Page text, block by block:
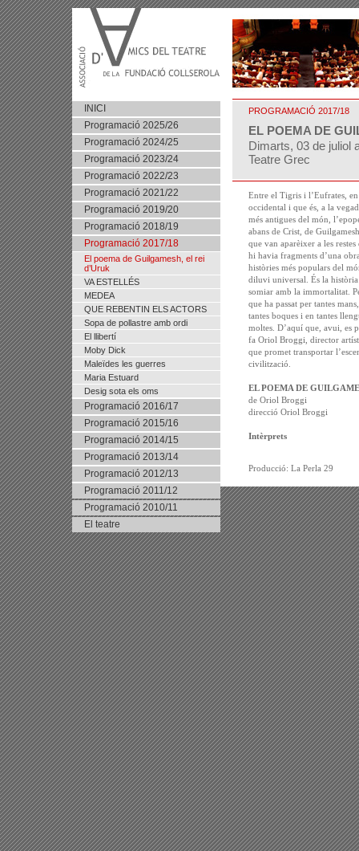
INICI
Programació 2025/26
Programació 2024/25
Programació 2023/24
Programació 2022/23
Programació 2021/22
Programació 2019/20
Programació 2018/19
Programació 2017/18
El poema de Guilgamesh, el rei
d’Uruk
VA ESTELLÉS
MEDEA
QUE REBENTIN ELS ACTORS
Sopa de pollastre amb ordi
El llibertí
Moby Dick
Maleïdes les guerres
Maria Estuard
Desig sota els oms
Programació 2016/17
Programació 2015/16
Programació 2014/15
Programació 2013/14
Programació 2012/13
Programació 2011/12
Programació 2010/11
El teatre
PROGRAMACIÓ 2017/18
EL POEMA DE
Dimarts, 03 de juliol
Teatre Grec
Entre el Tigris i l’Eufrates,
occidental i que és, a la
més antigues del món,
abans de Crist, de
que van aparèixer a les
hi havia fragments d’una
històries més populars del
diluvi universal. És la
somiar amb la immortalitat.
que ha passat per tantes
tantes boques i en tantes
moltes. D’aquí que, avui, es
fa Oriol Broggi, director
que promet transportar
civilització.
EL POEMA DE
de Oriol Broggi
direcció Oriol Broggi
Intèrprets
Producció: La Perla 29